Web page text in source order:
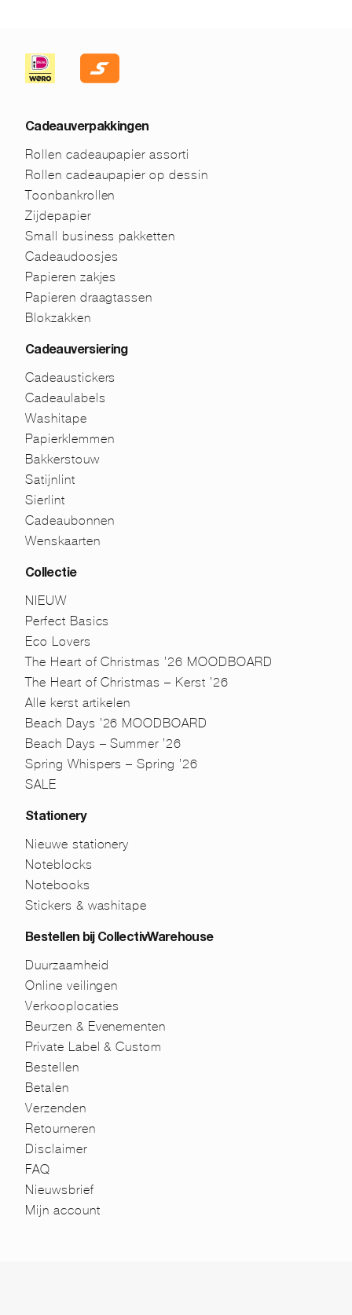
Cadeauverpakkingen
Rollen cadeaupapier assorti
Rollen cadeaupapier op dessin
Toonbankrollen
Zijdepapier
Small business pakketten
Cadeaudoosjes
Papieren zakjes
Papieren draagtassen
Blokzakken
Cadeauversiering
Cadeaustickers
Cadeaulabels
Washitape
Papierklemmen
Bakkerstouw
Satijnlint
Sierlint
Cadeaubonnen
Wenskaarten
Collectie
NIEUW
Perfect Basics
Eco Lovers
The Heart of Christmas ’26 MOODBOARD
The Heart of Christmas – Kerst ’26
Alle kerst artikelen
Beach Days ’26 MOODBOARD
Beach Days – Summer ’26
Spring Whispers – Spring ’26
SALE
Stationery
Nieuwe stationery
Noteblocks
Notebooks
Stickers & washitape
Bestellen bij CollectivWarehouse
Duurzaamheid
Online veilingen
Verkooplocaties
Beurzen & Evenementen
Private Label & Custom
Bestellen
Betalen
Verzenden
Retourneren
Disclaimer
FAQ
Nieuwsbrief
Mijn account